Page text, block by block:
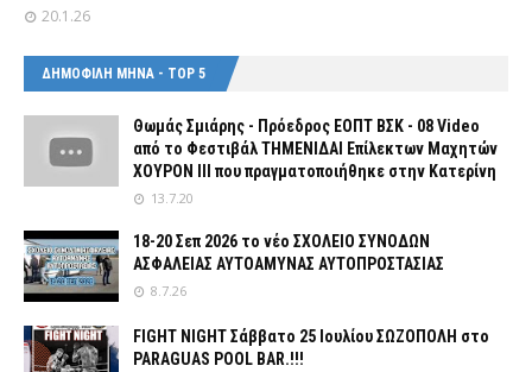
20.1.26
ΔΗΜΟΦΙΛΗ ΜΗΝΑ - TOP 5
Θωμάς Σμιάρης - Πρόεδρος ΕΟΠΤ ΒΣΚ - 08 Video
από το Φεστιβάλ ΤΗΜΕΝΙΔΑΙ Επίλεκτων Μαχητών
ΧΟΥΡΟΝ ΙΙΙ που πραγματοποιήθηκε στην Κατερίνη
13.7.20
18-20 Σεπ 2026 το νέο ΣΧΟΛΕΙΟ ΣΥΝΟΔΩΝ
ΑΣΦΑΛΕΙΑΣ ΑΥΤΟΑΜΥΝΑΣ ΑΥΤΟΠΡΟΣΤΑΣΙΑΣ
8.7.26
FIGHT NIGHT Σάββατο 25 Ιουλίου ΣΩΖΟΠΟΛΗ στο
PARAGUAS POOL BAR.!!!